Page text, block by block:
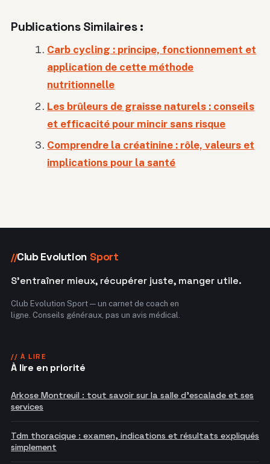
Publications Similaires :
Carb cycling : principe, fonctionnement et
application de cette méthode
nutritionnelle
Les brûleurs de graisse naturels : conseils
et efficacité pour mincir sans risque
Comprendre la créatinine : rôle, valeurs et
implications pour la santé
//Club Evolution Sport
S'entraîner mieux, récupérer juste, manger utile.
Club Evolution Sport — un carnet de coach en
ligne. Conseils généraux, pas un avis médical.
// À LIRE
À lire en priorité
Arkose Montreuil : tout savoir sur la salle d'escalade et ses
services
Tdm thoracique : examen, indications et résultats expliqués
simplement